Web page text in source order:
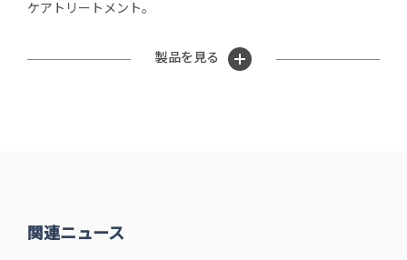
ケアトリートメント。
製品を見る
関連ニュース